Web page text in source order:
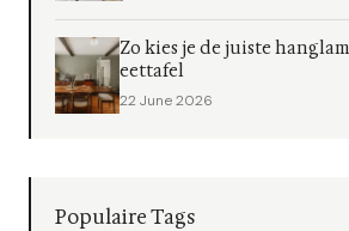
Zo kies je de juiste
eettafel
22 June 2026
Populaire Tags